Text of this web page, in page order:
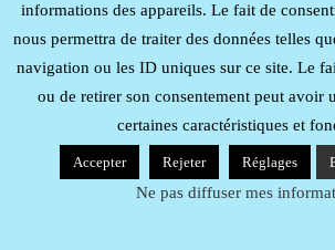
Tous droits réservés - Reproduction
Probureau| Mentions
informations des appareils. Le fait de
nous permettra de traiter des données telles
navigation ou les ID uniques sur ce site. Le
ou de retirer son consentement peut avoir
certaines caractéristiques et
Accepter Rejeter Réglages
Ne pas diffuser mes